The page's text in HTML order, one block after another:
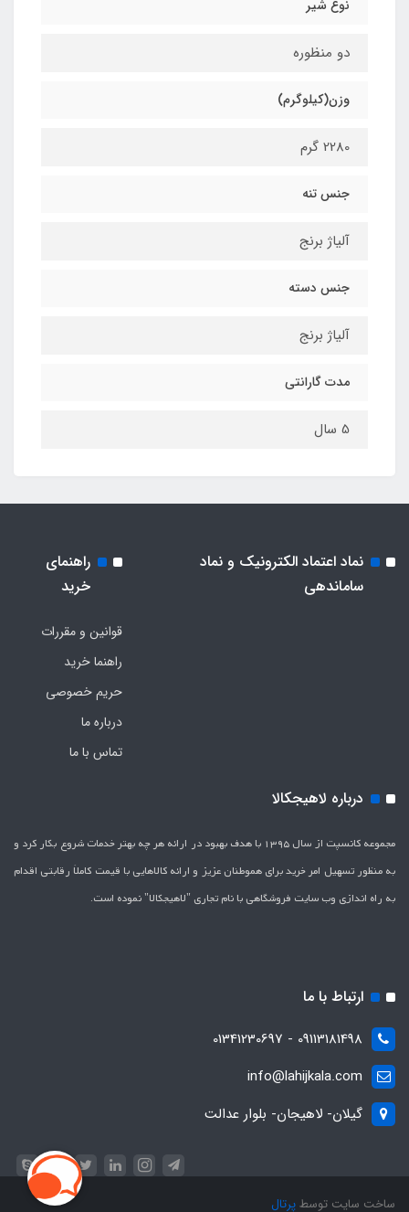
نوع شیر
دو منظوره
وزن(کیلوگرم)
2280 گرم
جنس تنه
آلیاژ برنج
جنس دسته
آلیاژ برنج
مدت گارانتی
5 سال
نماد اعتماد الکترونیک و نماد
ساماندهی
راهنمای
خرید
قوانین و مقررات
راهنما خرید
حریم خصوصی
درباره ما
تماس با ما
درباره لاهیجکالا
مجموعه کانسپت از سال 1395 با هدف بهبود در ارائه هر چه بهتر خدمات شروع بکار کرد و
به منظور تسهیل امر خرید برای هموطنان عزیز و ارائه کالاهایی با قیمت کاملاَ رقابتی اقدام
به راه اندازی وب سایت فروشگاهی با نام تجاری "لاهیج­کالا" نموده است.
ارتباط با ما
09113181498 - 01341230697
info@lahijkala.com
گیلان- لاهیجان- بلوار عدالت
ساخت سایت توسطپرتال